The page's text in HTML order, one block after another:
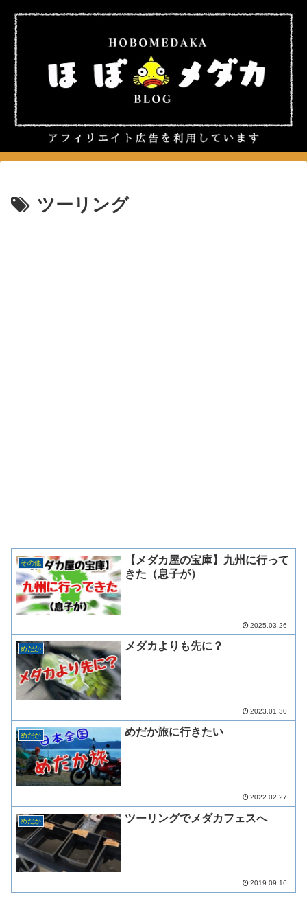
ツーリング
その他
【メダカ屋の宝庫】九州に行って
きた（息子が）
2025.03.26
めだか メダカよりも先に？
2023.01.30
めだか めだか旅に行きたい
2022.02.27
めだか ツーリングでメダカフェスへ
2019.09.16